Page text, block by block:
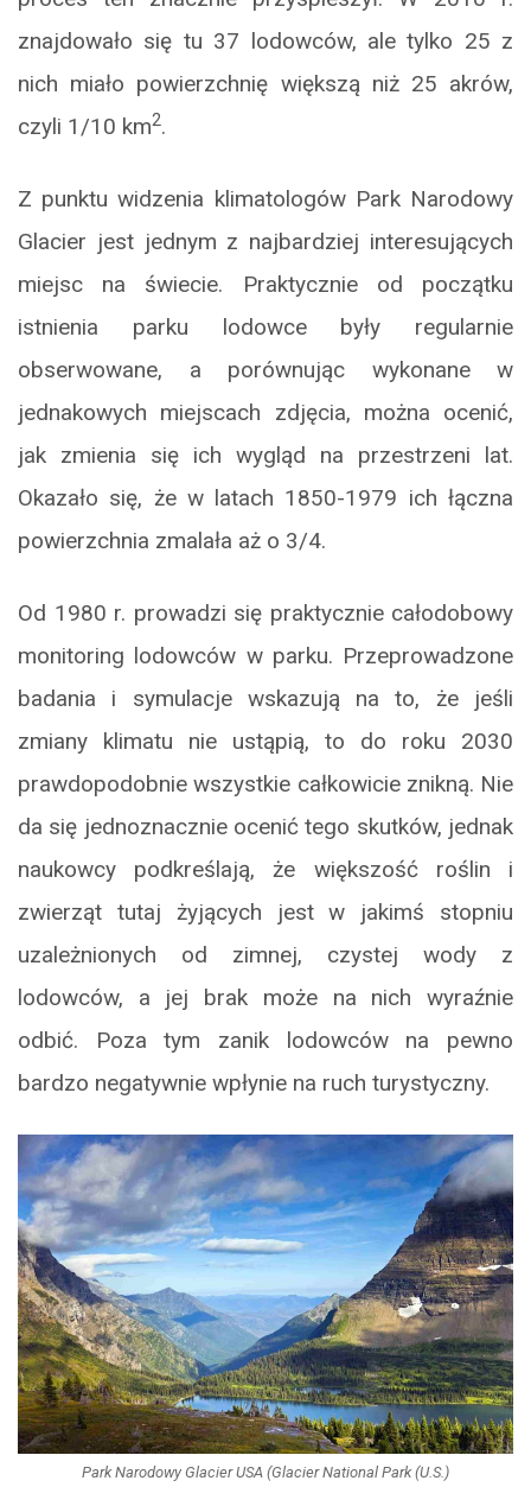
znajdowało się tu 37 lodowców, ale tylko 25 z
nich miało powierzchnię większą niż 25 akrów,
czyli 1/10 km2.
Z punktu widzenia klimatologów Park Narodowy
Glacier jest jednym z najbardziej interesujących
miejsc na świecie. Praktycznie od początku
istnienia parku lodowce były regularnie
obserwowane, a porównując wykonane w
jednakowych miejscach zdjęcia, można ocenić,
jak zmienia się ich wygląd na przestrzeni lat.
Okazało się, że w latach 1850-1979 ich łączna
powierzchnia zmalała aż o 3/4.
Od 1980 r. prowadzi się praktycznie całodobowy
monitoring lodowców w parku. Przeprowadzone
badania i symulacje wskazują na to, że jeśli
zmiany klimatu nie ustąpią, to do roku 2030
prawdopodobnie wszystkie całkowicie znikną. Nie
da się jednoznacznie ocenić tego skutków, jednak
naukowcy podkreślają, że większość roślin i
zwierząt tutaj żyjących jest w jakimś stopniu
uzależnionych od zimnej, czystej wody z
lodowców, a jej brak może na nich wyraźnie
odbić. Poza tym zanik lodowców na pewno
bardzo negatywnie wpłynie na ruch turystyczny.
Park Narodowy Glacier USA (Glacier National Park (U.S.)